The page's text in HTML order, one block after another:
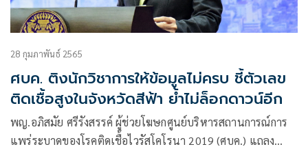
28 กุมภาพันธ์ 2565
ศบค. ติงนักวิชาการให้ข้อมูลไม่ครบ ชี้ตัวเลข
ติดเชื้อสูงในจังหวัดสีฟ้า ย้ำไม่ล็อกดาวน์อีก
พญ.อภิสมัย ศรีรังสรรค์ ผู้ช่วยโฆษกศูนย์บริหารสถานการณ์การ
แพร่ระบาดของโรคติดเชื้อไวรัสโคโรนา 2019 (ศบค.) แถลง